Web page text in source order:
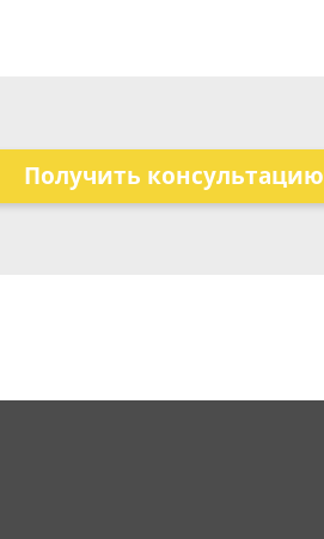
Получить консультацию